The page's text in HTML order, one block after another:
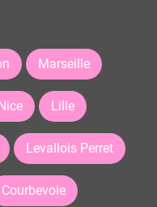
Marseille
Nice Lille
Levallois Perret
Courbevoie